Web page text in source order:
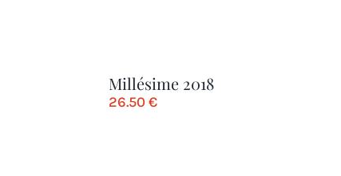
Millésime 2018
26.50 €